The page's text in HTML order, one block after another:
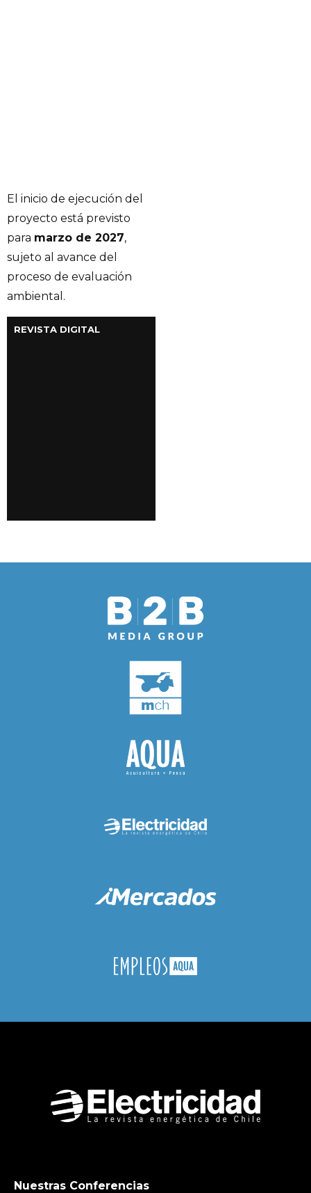
El inicio de ejecución del
proyecto está previsto
para marzo de 2027,
sujeto al avance del
proceso de evaluación
ambiental.
REVISTA DIGITAL
Nuestras Conferencias